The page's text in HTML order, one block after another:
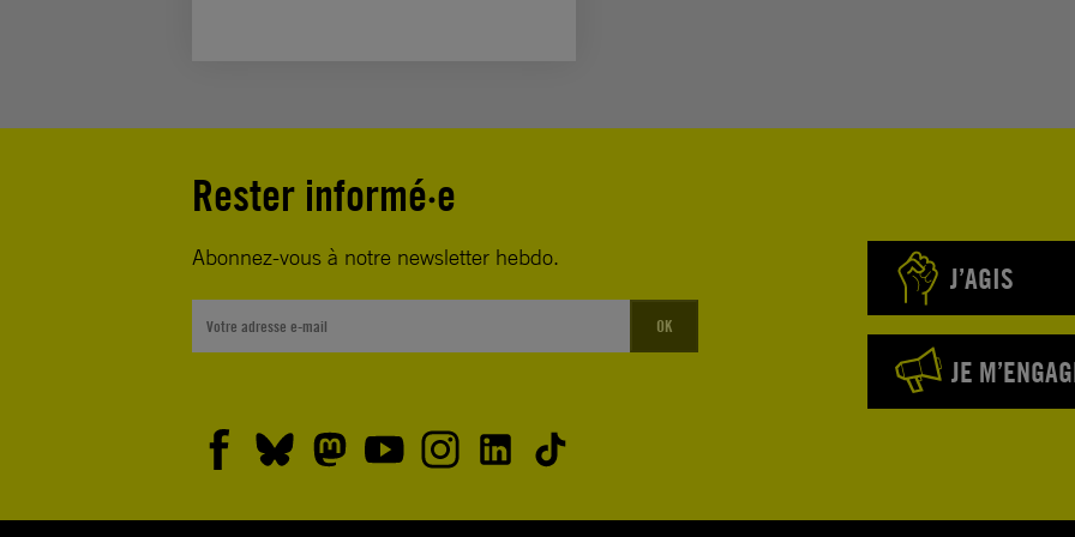
Rester informé·e
Abonnez-vous à notre newsletter hebdo.
OK
J’AGIS
JE